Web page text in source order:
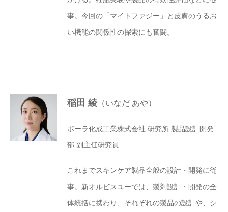
事。今回の「マイトファジー」と皮膚のうるお
い機能の関係性の探索にも奮闘。
稲田 綾 （いなだ あや）
ポーラ化成工業株式会社 研究所 製品設計開発
部 副主任研究員
これまでスキンケア製品全般の設計・開発に従
事。新オルビスユーでは、製剤設計・開発の全
体統括に携わり、それぞれの製品の設計や、シ